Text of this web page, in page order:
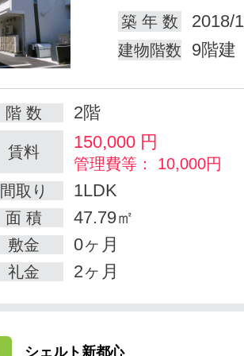
築 年 数 2018/
建物階数 9階建
階 数 2階
賃料 150,000 円
管理費等： 10,000円
間取り
1LDK
面 積 47.79㎡
敷金 0ヶ月
礼金 2ヶ月
シェルト新都心